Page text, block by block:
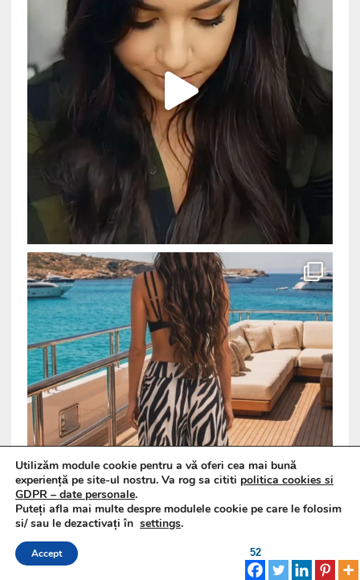
52
Utilizăm module cookie pentru a vă oferi cea mai bună
experiență pe site-ul nostru. Va rog sa cititi politica cookies si
GDPR – date personale.
Puteți afla mai multe despre modulele cookie pe care le folosim
si/ sau le dezactivați în settings.
Accept